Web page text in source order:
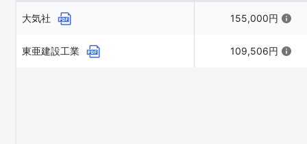
大気社 155,000円
東亜建設工業 109,506円